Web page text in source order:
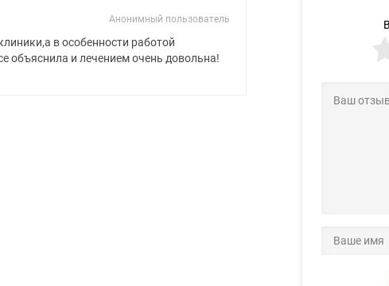
Анонимный пользователь
в особенности работой
объяснила и лечением очень довольна!